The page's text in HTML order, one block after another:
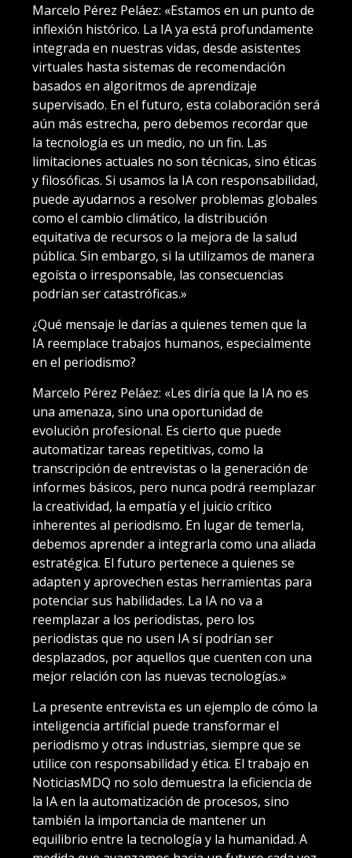
Marcelo Pérez Peláez: «Estamos en un punto de
inflexión histórico. La IA ya está profundamente
integrada en nuestras vidas, desde asistentes
virtuales hasta sistemas de recomendación
basados en algoritmos de aprendizaje
supervisado. En el futuro, esta colaboración será
aún más estrecha, pero debemos recordar que
la tecnología es un medio, no un fin. Las
limitaciones actuales no son técnicas, sino éticas
y filosóficas. Si usamos la IA con responsabilidad,
puede ayudarnos a resolver problemas globales
como el cambio climático, la distribución
equitativa de recursos o la mejora de la salud
pública. Sin embargo, si la utilizamos de manera
egoísta o irresponsable, las consecuencias
podrían ser catastróficas.»
¿Qué mensaje le darías a quienes temen que la
IA reemplace trabajos humanos, especialmente
en el periodismo?
Marcelo Pérez Peláez: «Les diría que la IA no es
una amenaza, sino una oportunidad de
evolución profesional. Es cierto que puede
automatizar tareas repetitivas, como la
transcripción de entrevistas o la generación de
informes básicos, pero nunca podrá reemplazar
la creatividad, la empatía y el juicio crítico
inherentes al periodismo. En lugar de temerla,
debemos aprender a integrarla como una aliada
estratégica. El futuro pertenece a quienes se
adapten y aprovechen estas herramientas para
potenciar sus habilidades. La IA no va a
reemplazar a los periodistas, pero los
periodistas que no usen IA sí podrían ser
desplazados, por aquellos que cuenten con una
mejor relación con las nuevas tecnologías.»
La presente entrevista es un ejemplo de cómo la
inteligencia artificial puede transformar el
periodismo y otras industrias, siempre que se
utilice con responsabilidad y ética. El trabajo en
NoticiasMDQ no solo demuestra la eficiencia de
la IA en la automatización de procesos, sino
también la importancia de mantener un
equilibrio entre la tecnología y la humanidad. A